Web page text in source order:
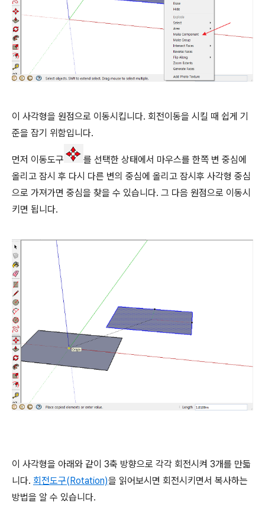
이 사각형을 원점으로 이동시킵니다. 회전이동을 시킬 때 쉽게 기
준을 잡기 위함입니다.
먼저 이동도구
를 선택한 상태에서 마우스를 한쪽 변 중심에
올리고 잠시 후 다시 다른 변의 중심에 올리고 잠시후 사각형 중심
으로 가져가면 중심을 찾을 수 있습니다. 그 다음 원점으로 이동시
키면 됩니다.
이 사각형을 아래와 같이 3축 방향으로 각각 회전시켜 3개를 만듧
니다. 회전도구(Rotation)을 읽어보시면 회전시키면서 복사하는
방법을 알 수 있습니다.